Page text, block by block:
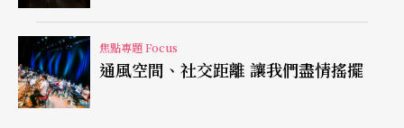
焦點專題 Focus
通風空間、社交距離 讓我們盡情搖擺